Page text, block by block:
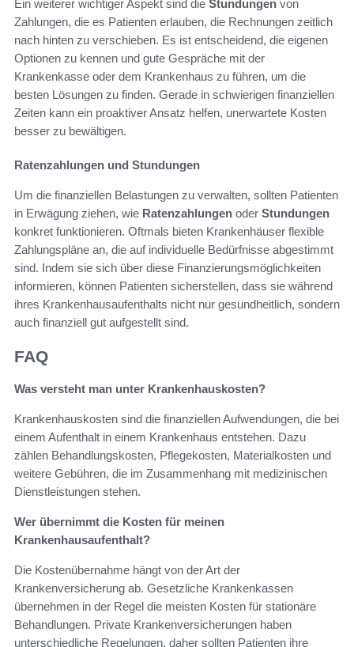
Ein weiterer wichtiger Aspekt sind die Stundungen von
Zahlungen, die es Patienten erlauben, die Rechnungen zeitlich
nach hinten zu verschieben. Es ist entscheidend, die eigenen
Optionen zu kennen und gute Gespräche mit der
Krankenkasse oder dem Krankenhaus zu führen, um die
besten Lösungen zu finden. Gerade in schwierigen finanziellen
Zeiten kann ein proaktiver Ansatz helfen, unerwartete Kosten
besser zu bewältigen.
Ratenzahlungen und Stundungen
Um die finanziellen Belastungen zu verwalten, sollten Patienten
in Erwägung ziehen, wie Ratenzahlungen oder Stundungen
konkret funktionieren. Oftmals bieten Krankenhäuser flexible
Zahlungspläne an, die auf individuelle Bedürfnisse abgestimmt
sind. Indem sie sich über diese Finanzierungsmöglichkeiten
informieren, können Patienten sicherstellen, dass sie während
ihres Krankenhausaufenthalts nicht nur gesundheitlich, sondern
auch finanziell gut aufgestellt sind.
FAQ
Was versteht man unter Krankenhauskosten?
Krankenhauskosten sind die finanziellen Aufwendungen, die bei
einem Aufenthalt in einem Krankenhaus entstehen. Dazu
zählen Behandlungskosten, Pflegekosten, Materialkosten und
weitere Gebühren, die im Zusammenhang mit medizinischen
Dienstleistungen stehen.
Wer übernimmt die Kosten für meinen
Krankenhausaufenthalt?
Die Kostenübernahme hängt von der Art der
Krankenversicherung ab. Gesetzliche Krankenkassen
übernehmen in der Regel die meisten Kosten für stationäre
Behandlungen. Private Krankenversicherungen haben
unterschiedliche Regelungen, daher sollten Patienten ihre